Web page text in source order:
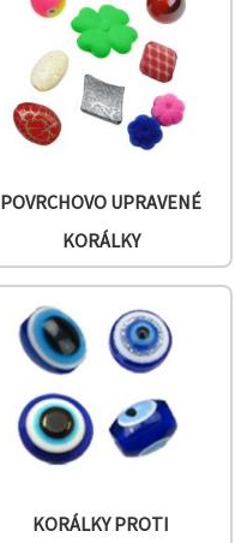
POVRCHOVO UPRAVENÉ
KORÁLKY
KORÁLKY PROTI